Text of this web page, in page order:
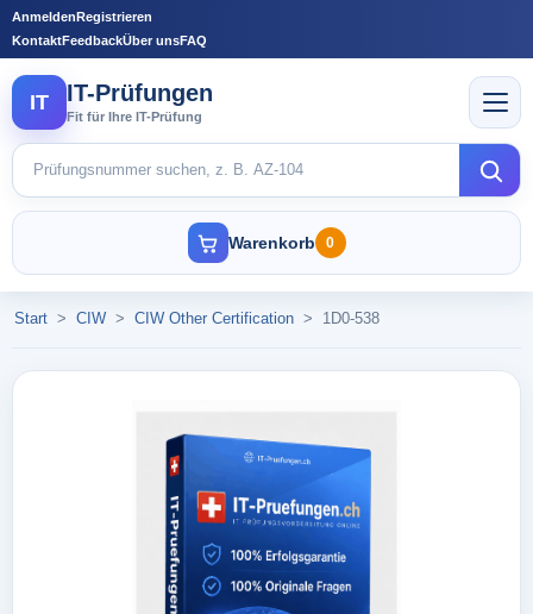
AnmeldenRegistrieren
KontaktFeedbackÜber unsFAQ
IT IT-Prüfungen
Fit für Ihre IT-Prüfung
Warenkorb 0
Start > CIW > CIW Other Certification > 1D0-538